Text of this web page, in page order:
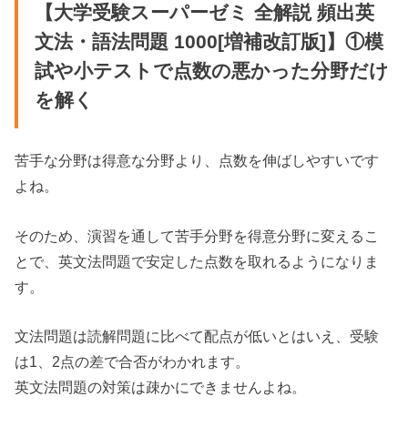
【大学受験スーパーゼミ 全解説 頻出英
文法・語法問題 1000[増補改訂版]】①模
試や小テストで点数の悪かった分野だけ
を解く
苦手な分野は得意な分野より、点数を伸ばしやすいです
よね。
そのため、演習を通して苦手分野を得意分野に変えるこ
とで、英文法問題で安定した点数を取れるようになりま
す。
文法問題は読解問題に比べて配点が低いとはいえ、受験
は1、2点の差で合否がわかれます。
英文法問題の対策は疎かにできませんよね。